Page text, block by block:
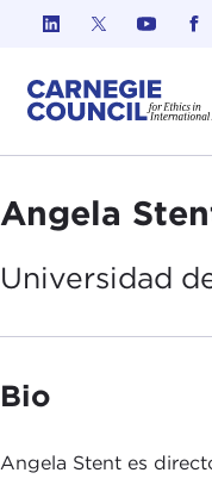
Ir al contenido
Angela
Universidad
Bio
Angela Stent es